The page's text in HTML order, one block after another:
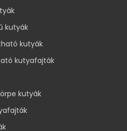
kutyák
kutyák
kutyafajták
kutyák